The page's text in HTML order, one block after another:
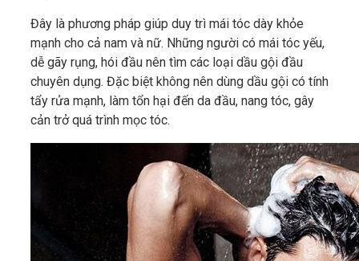
Đây là phương pháp giúp duy trì mái tóc dày khỏe
mạnh cho cả nam và nữ. Những người có mái tóc yếu,
dễ gãy rụng, hói đầu nên tìm các loại dầu gội đầu
chuyên dụng. Đặc biệt không nên dùng dầu gội có tính
tẩy rửa mạnh, làm tổn hại đến da đầu, nang tóc, gây
cản trở quá trình mọc tóc.